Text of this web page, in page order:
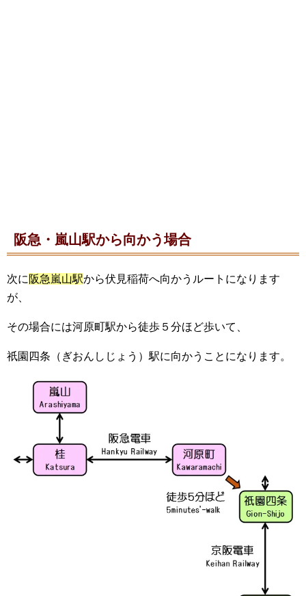
阪急・嵐山駅から向かう場合
次に 阪急嵐山駅から伏見稲荷へ向かうルートになります
が、
その場合には河原町駅から徒歩５分ほど歩いて、
祇園四条（ぎおんしじょう）駅に向かうことになります。